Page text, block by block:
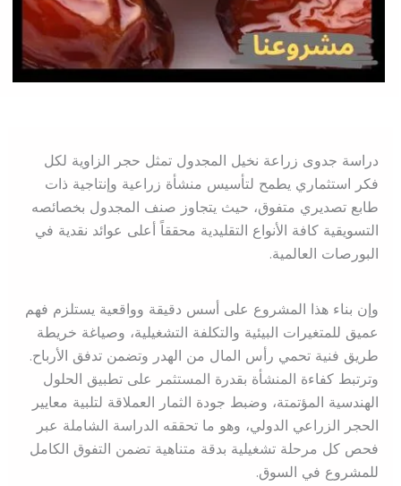
دراسة جدوى زراعة نخيل المجدول تمثل حجر الزاوية لكل
فكر استثماري يطمح لتأسيس منشأة زراعية وإنتاجية ذات
طابع تصديري متفوق، حيث يتجاوز صنف المجدول بخصائصه
التسويقية كافة الأنواع التقليدية محققاً أعلى عوائد نقدية في
البورصات العالمية.
وإن بناء هذا المشروع على أسس دقيقة وواقعية يستلزم فهم
عميق للمتغيرات البيئية والتكلفة التشغيلية، وصياغة خريطة
طريق فنية تحمي رأس المال من الهدر وتضمن تدفق الأرباح.
وترتبط كفاءة المنشأة بقدرة المستثمر على تطبيق الحلول
الهندسية المؤتمتة، وضبط جودة الثمار العملاقة لتلبية معايير
الحجر الزراعي الدولي، وهو ما تحققه الدراسة الشاملة عبر
فحص كل مرحلة تشغيلية بدقة متناهية تضمن التفوق الكامل
للمشروع في السوق.